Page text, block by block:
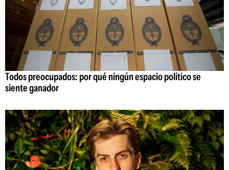
Todos preocupados: por qué ningún espacio político se
siente ganador